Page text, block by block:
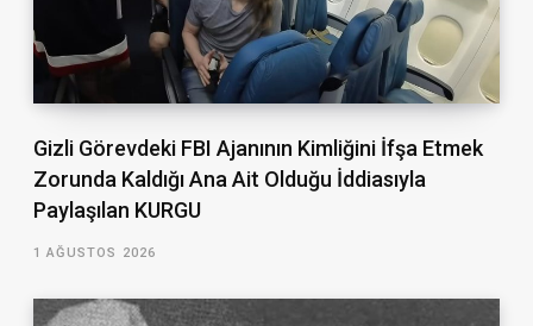
Gizli Görevdeki FBI Ajanının Kimliğini İfşa Etmek
Zorunda Kaldığı Ana Ait Olduğu İddiasıyla
Paylaşılan KURGU
1 AĞUSTOS 2026